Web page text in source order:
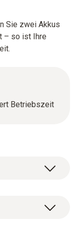
Sie zwei Akkus
– so ist Ihre
Betriebszeit